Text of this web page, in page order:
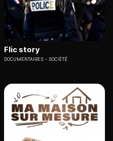
Flic story
DOCUMENTAIRES SOCIÉTÉ